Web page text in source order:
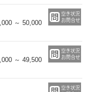
～ 50,000
～ 49,500